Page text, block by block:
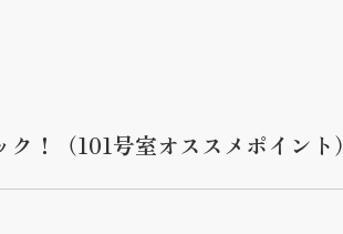
！（101号室オススメポイント）